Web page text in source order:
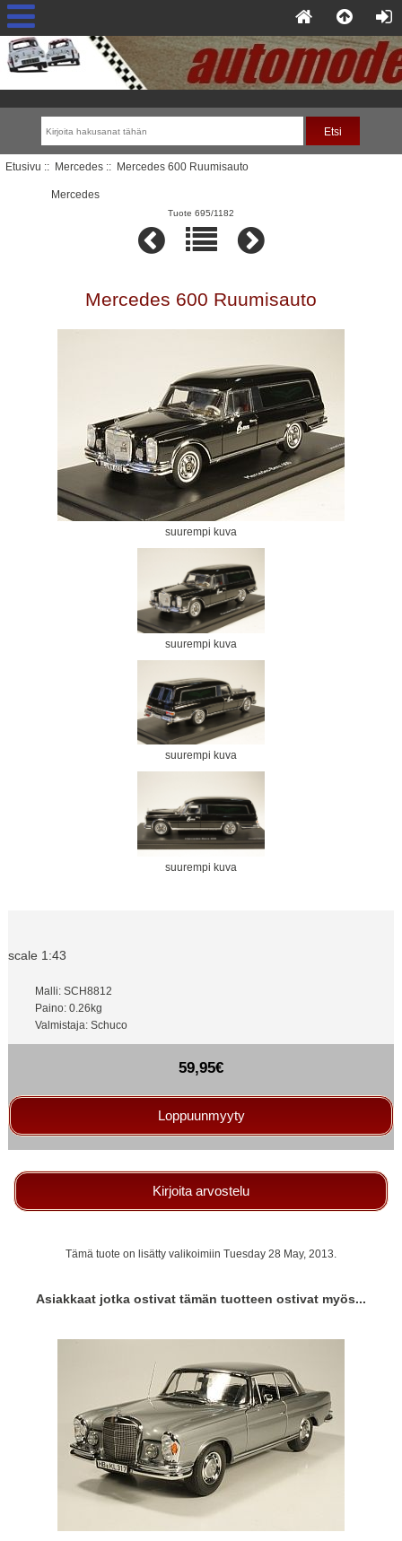
Etusivu :: Mercedes:: Mercedes 600 Ruumisauto
Mercedes
Tuote 695/1182
Mercedes 600 Ruumisauto
suurempi kuva
suurempi kuva
suurempi kuva
suurempi kuva
scale 1:43
Malli: SCH8812
Paino: 0.26kg
Valmistaja: Schuco
59,95€
Loppuunmyyty
Kirjoita arvostelu
Tämä tuote on lisätty valikoimiin Tuesday 28 May, 2013.
Asiakkaat jotka ostivat tämän tuotteen ostivat myös...